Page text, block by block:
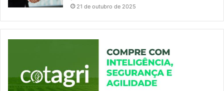
21 de outubro de 2025